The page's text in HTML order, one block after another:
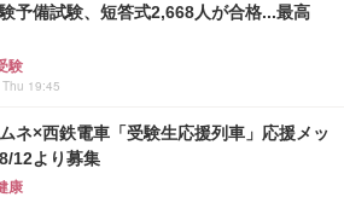
予備試験、短答式2,668人が合格...最高
験
19:45
ネ×西鉄電車「受験生応援列車」応援メッ
12より募集
康